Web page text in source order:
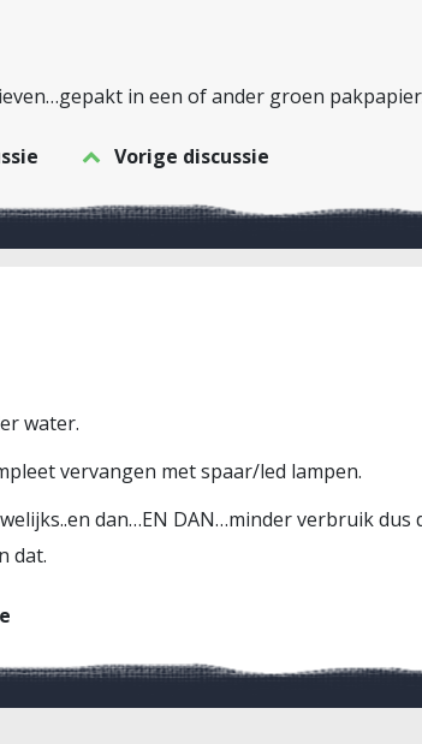
in een of ander groen
Vorige discussie
water.
vervangen met spaar/led lampen.
dan…EN DAN…minder verbruik
dat.